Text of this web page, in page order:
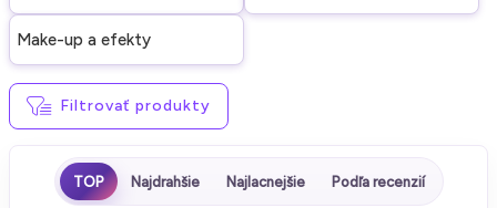
Make-up a efekty
Filtrovať produkty
TOP Najdrahšie Najlacnejšie Podľa recenzií